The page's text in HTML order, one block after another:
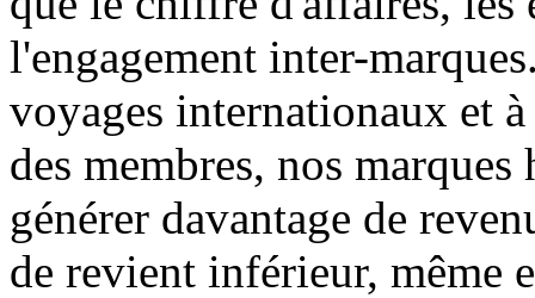
l'engagement inter-
voyages internationaux et à
des membres, nos
générer davantage de
de revient inférieur, même